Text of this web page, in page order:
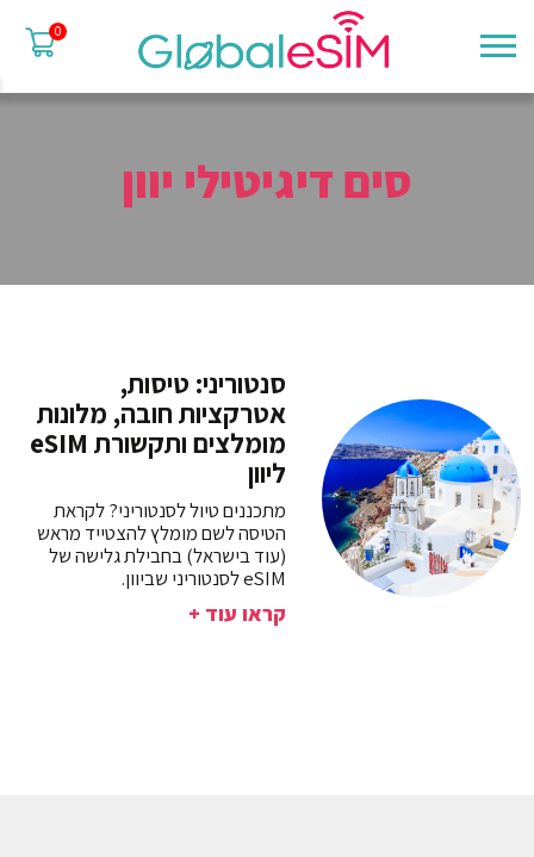
0
סים דיגיטילי יוון
סנטוריני: טיסות,
אטרקציות חובה, מלונות
מומלצים ותקשורת eSIM
ליוון
מתכננים טיול לסנטוריני? לקראת
הטיסה לשם מומלץ להצטייד מראש
(עוד בישראל) בחבילת גלישה של
eSIM לסנטוריני שביוון.
קראו עוד +